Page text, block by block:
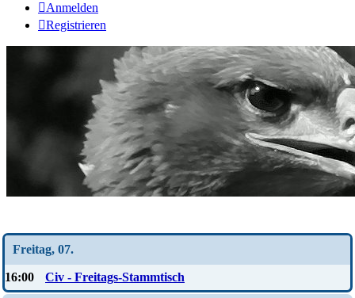
Anmelden
Registrieren
Freitag, 07.
16:00 Civ - Freitags-Stammtisch